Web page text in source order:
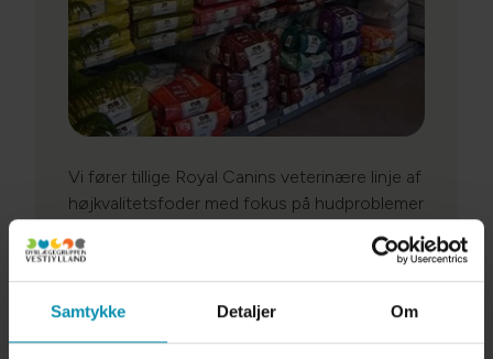
Samtykke Detaljer Om
Vi fører tillige Royal Canins veterinære linje af
højkvalitetsfoder med fokus på hudproblemer
lopper og flåter på din hund eller kat - så kom
ind og få en guidet tur igennem "junglen" af
forskellige præparater. Vi skal forsøge at